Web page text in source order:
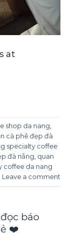
at
shop da nang,
cà phê đẹp đà
specialty coffee
đà nẵng, quan
coffee da nang
Leave a comment
báo
❤️